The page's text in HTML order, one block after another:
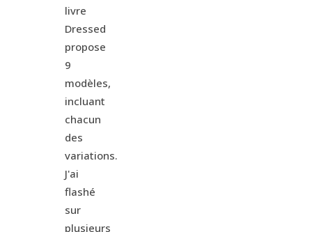
livre
Dressed
propose
9
modèles,
incluant
chacun
des
variations.
J'ai
flashé
sur
plusieurs